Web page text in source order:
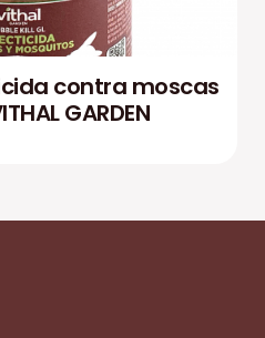
contra moscas
GARDEN